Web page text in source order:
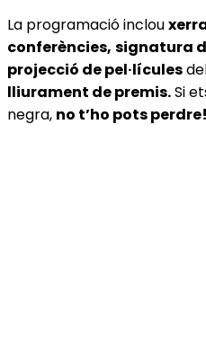
La programació inclou
conferències, signatura
projecció de pel·lícules
lliurament de premis.Si
negra, no t’ho pots perdre!